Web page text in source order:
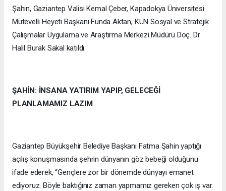
Şahin, Gaziantep Valisi Kemal Çeber, Kapadokya Üniversitesi
Mütevelli Heyeti Başkanı Funda Aktan, KÜN Sosyal ve Stratejik
Çalışmalar Uygulama ve Araştırma Merkezi Müdürü Doç. Dr.
Halil Burak Sakal katıldı.
ŞAHİN: İNSANA YATIRIM YAPIP, GELECEĞİ
PLANLAMAMIZ LAZIM
Gaziantep Büyükşehir Belediye Başkanı Fatma Şahin yaptığı
açılış konuşmasında şehrin dünyanın göz bebeği olduğunu
ifade ederek, “Gençlere zor bir dönemde dünyayı emanet
ediyoruz. Böyle baktığınız zaman yapmamız gereken çok iş var.